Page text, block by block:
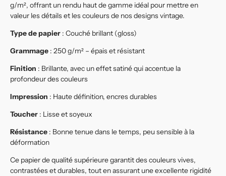
g/m², offrant un rendu haut de gamme idéal pour mettre en
valeur les détails et les couleurs de nos designs vintage.
Type de papier : Couché brillant (gloss)
Grammage : 250 g/m² – épais et résistant
Finition : Brillante, avec un effet satiné qui accentue la
profondeur des couleurs
Impression : Haute définition, encres durables
Toucher : Lisse et soyeux
Résistance : Bonne tenue dans le temps, peu sensible à la
déformation
Ce papier de qualité supérieure garantit des couleurs vives,
contrastées et durables, tout en assurant une excellente rigidité